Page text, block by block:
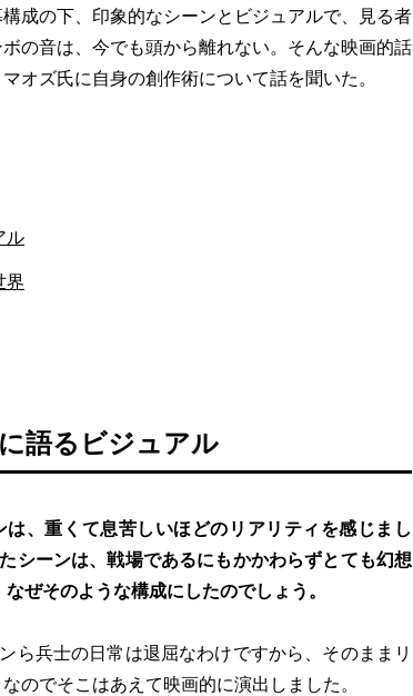
成の下、印象的なシーンとビジュアルで、見る者
の音は、今でも頭から離れない。そんな映画的話
オズ氏に自身の創作術について話を聞いた。
ル
界
語るビジュアル
、重くて息苦しいほどのリアリティを感じまし
シーンは、戦場であるにもかかわらずとても幻想
ぜそのような構成にしたのでしょう。
ら兵士の日常は退屈なわけですから、そのままリ
のでそこはあえて映画的に演出しました。